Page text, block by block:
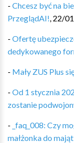
- Chcesz być na
PrzeglądAI!, 22/
- Ofertę
dedykowanego
- Mały ZUS Plus
- Od 1 stycznia
zostanie
- _faq_008: Czy
małżonka do